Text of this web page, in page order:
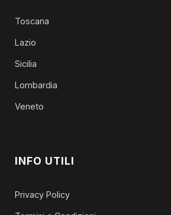
Toscana
Lazio
Sicilia
Lombardia
Veneto
INFO UTILI
Privacy Policy